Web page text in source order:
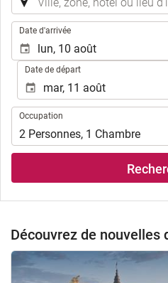
Date d'arrivée
Date de départ
Occupation
Occupation
2 Personnes, 1 Chambre
Découvrez de nouvelles